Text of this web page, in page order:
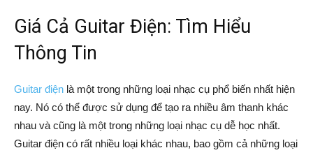
Giá Cả Guitar Điện: Tìm Hiểu
Thông Tin
Guitar điện là một trong những loại nhạc cụ phổ biến nhất hiện
nay. Nó có thể được sử dụng để tạo ra nhiều âm thanh khác
nhau và cũng là một trong những loại nhạc cụ dễ học nhất.
Guitar điện có rất nhiều loại khác nhau, bao gồm cả những loại